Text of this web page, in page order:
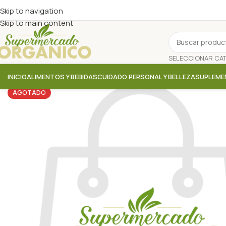
Skip to navigation
Skip to main content
INICIOALIMENTOS Y BEBIDASCUIDADO PERSONAL Y BELLEZA
AGOTADO